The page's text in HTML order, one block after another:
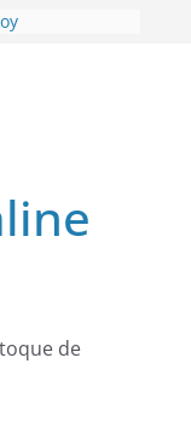
Excelente
!!
de